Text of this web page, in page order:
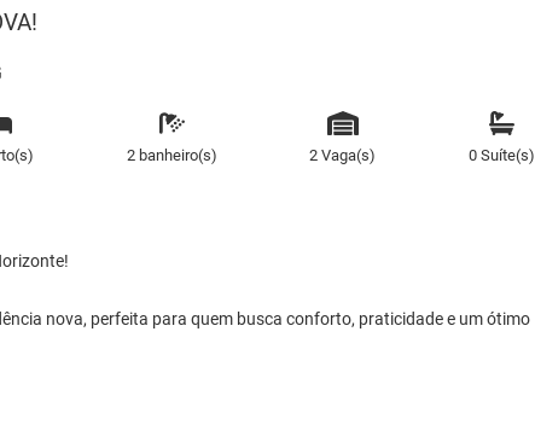
2 banheiro(s) 2 Vaga(s) 0 Suíte(s)
nova, perfeita para quem busca conforto, praticidade e um ótimo